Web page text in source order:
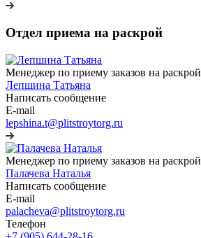
Отдел приема на раскрой
Менеджер по приему заказов на раскрой
Лепшина Татьяна
Написать сообщение
E-mail
lepshina.t@plitstroytorg.ru
Менеджер по приему заказов на раскрой
Палачева Наталья
Написать сообщение
E-mail
palacheva@plitstroytorg.ru
Телефон